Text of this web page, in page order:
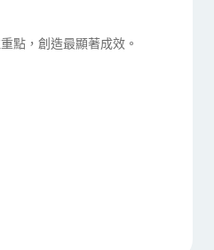
點，創造最顯著成效。